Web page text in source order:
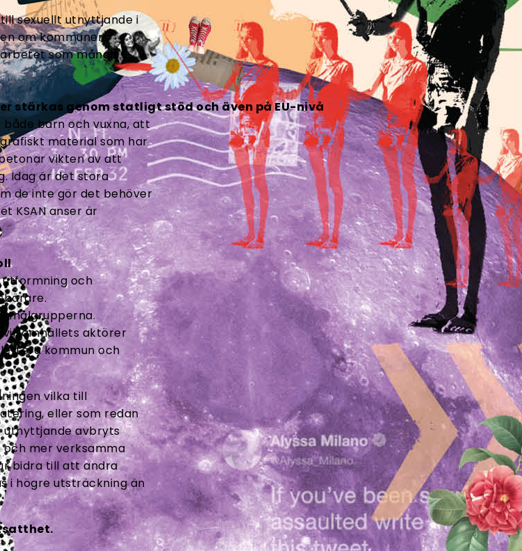
sexuellt utnyttjande i
om kommuners
som många
stärkas genom statligt stöd och även på EU-nivå
barn och vuxna, att
material som har
vikten av att
Idag är det stora
de inte gör det behöver
KSAN anser är
utformning och
målgrupperna.
aktörer
kommun och
vilka till
eller som redan
utnyttjande avbryts
mer verksamma
bidra till att andra
i högre utsträckning än